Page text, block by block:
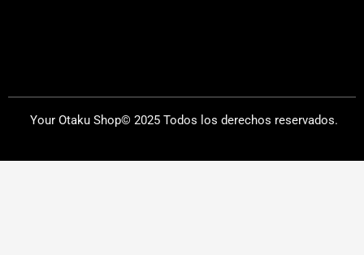
Your Otaku Shop© 2025 Todos los derechos reservados.